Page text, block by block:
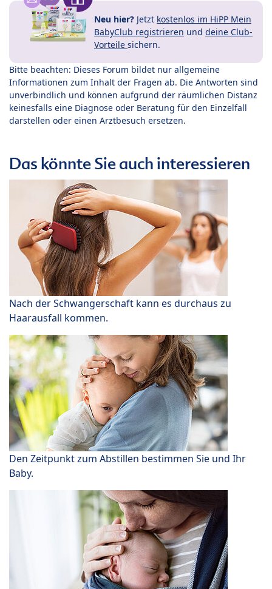
Neu hier? Jetzt kostenlos im HiPP Mein
BabyClub registrieren und deine Club-
Vorteile sichern.
Bitte beachten: Dieses Forum bildet nur allgemeine
Informationen zum Inhalt der Fragen ab. Die Antworten sind
unverbindlich und können aufgrund der räumlichen Distanz
keinesfalls eine Diagnose oder Beratung für den Einzelfall
darstellen oder einen Arztbesuch ersetzen.
Das könnte Sie auch interessieren
Nach der Schwangerschaft kann es durchaus zu
Haarausfall kommen.
Den Zeitpunkt zum Abstillen bestimmen Sie und Ihr
Baby.